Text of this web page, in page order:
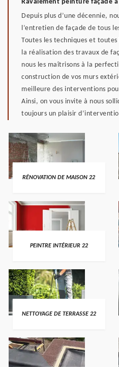
Ravalement peinture façade
Depuis plus d’une décennie,
l’entretien de façade de tous
Toutes les techniques et
la réalisation des travaux de
nous les maîtrisons à la
construction de vos murs
meilleure des interventions
Ainsi, on vous invite à nous
toujours un plaisir
RÉNOVATION DE MAISON 22
PEINTRE INTÉRIEUR 22
NETTOYAGE DE TERRASSE 22